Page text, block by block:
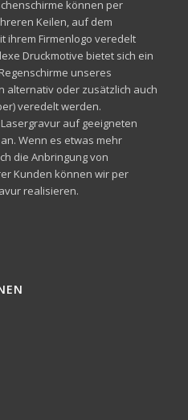
können per
Keilen, auf dem
ihrem Firmenlogo veredelt
Druckmotive bietet sich ein
unseres
alternativ oder zusätzlich auch
veredelt werden.
auf geeigneten
Wenn es etwas mehr
die Anbringung von
Kunden können wir per
realisieren.